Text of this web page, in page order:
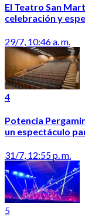
El Teatro San
celebración y
29/7, 10:46 a. m.
4
Potencia
un espectáculo
31/7, 12:55 p. m.
5